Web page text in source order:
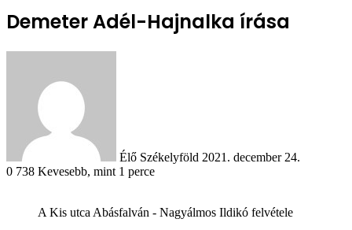
Demeter Adél-Hajnalka írása
Élő Székelyföld 2021. december 24.
0 738 Kevesebb, mint 1 perce
A Kis utca Abásfalván - Nagyálmos Ildikó felvétele